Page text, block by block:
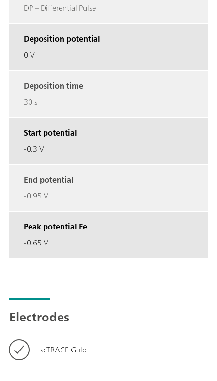
DP – Differential Pulse
Deposition potential
0 V
Deposition time
30 s
Start potential
-0.3 V
End potential
-0.95 V
Peak potential Fe
-0.65 V
Electrodes
scTRACE Gold